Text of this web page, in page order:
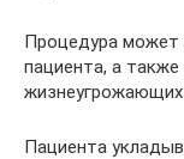
Процедура может
пациента, а
жизнеугрожающих
Пациента